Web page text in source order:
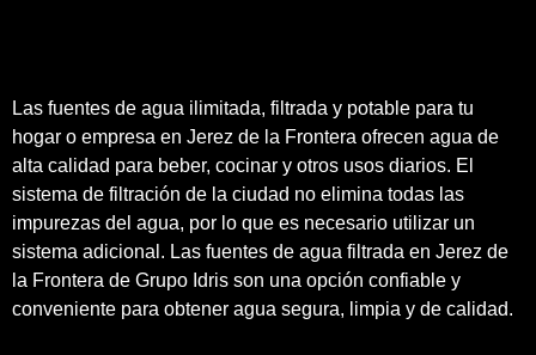
Las fuentes de agua ilimitada, filtrada y potable para tu
hogar o empresa en Jerez de la Frontera ofrecen agua de
alta calidad para beber, cocinar y otros usos diarios. El
sistema de filtración de la ciudad no elimina todas las
impurezas del agua, por lo que es necesario utilizar un
sistema adicional. Las fuentes de agua filtrada en Jerez de
la Frontera de Grupo Idris son una opción confiable y
conveniente para obtener agua segura, limpia y de calidad.